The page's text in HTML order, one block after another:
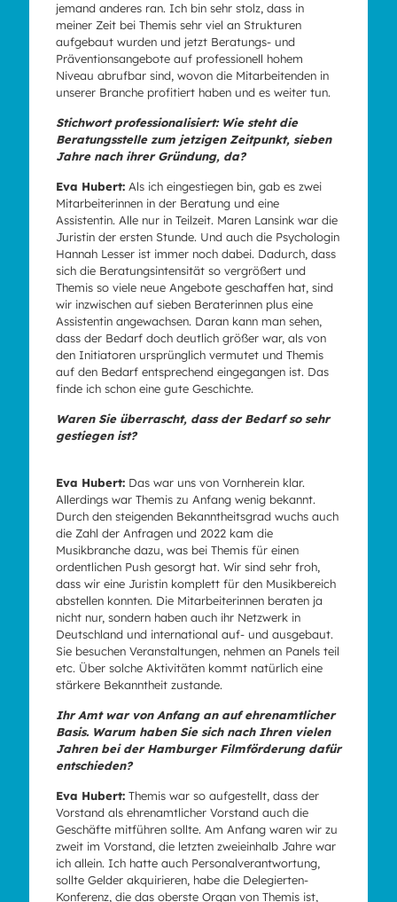
jemand anderes ran. Ich bin sehr stolz, dass in
meiner Zeit bei Themis sehr viel an Strukturen
aufgebaut wurden und jetzt Beratungs- und
Präventionsangebote auf professionell hohem
Niveau abrufbar sind, wovon die Mitarbeitenden in
unserer Branche profitiert haben und es weiter tun.
Stichwort professionalisiert: Wie steht die
Beratungsstelle zum jetzigen Zeitpunkt, sieben
Jahre nach ihrer Gründung, da?
Eva Hubert: Als ich eingestiegen bin, gab es zwei
Mitarbeiterinnen in der Beratung und eine
Assistentin. Alle nur in Teilzeit. Maren Lansink war die
Juristin der ersten Stunde. Und auch die Psychologin
Hannah Lesser ist immer noch dabei. Dadurch, dass
sich die Beratungsintensität so vergrößert und
Themis so viele neue Angebote geschaffen hat, sind
wir inzwischen auf sieben Beraterinnen plus eine
Assistentin angewachsen. Daran kann man sehen,
dass der Bedarf doch deutlich größer war, als von
den Initiatoren ursprünglich vermutet und Themis
auf den Bedarf entsprechend eingegangen ist. Das
finde ich schon eine gute Geschichte.
Waren Sie überrascht, dass der Bedarf so sehr
gestiegen ist?
Eva Hubert: Das war uns von Vornherein klar.
Allerdings war Themis zu Anfang wenig bekannt.
Durch den steigenden Bekanntheitsgrad wuchs auch
die Zahl der Anfragen und 2022 kam die
Musikbranche dazu, was bei Themis für einen
ordentlichen Push gesorgt hat. Wir sind sehr froh,
dass wir eine Juristin komplett für den Musikbereich
abstellen konnten. Die Mitarbeiterinnen beraten ja
nicht nur, sondern haben auch ihr Netzwerk in
Deutschland und international auf- und ausgebaut.
Sie besuchen Veranstaltungen, nehmen an Panels teil
etc. Über solche Aktivitäten kommt natürlich eine
stärkere Bekanntheit zustande.
Ihr Amt war von Anfang an auf ehrenamtlicher
Basis. Warum haben Sie sich nach Ihren vielen
Jahren bei der Hamburger Filmförderung dafür
entschieden?
Eva Hubert: Themis war so aufgestellt, dass der
Vorstand als ehrenamtlicher Vorstand auch die
Geschäfte mitführen sollte. Am Anfang waren wir zu
zweit im Vorstand, die letzten zweieinhalb Jahre war
ich allein. Ich hatte auch Personalverantwortung,
sollte Gelder akquirieren, habe die Delegierten-
Konferenz, die das oberste Organ von Themis ist,